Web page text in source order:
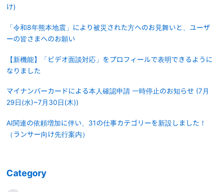
け)
「令和8年熊本地震」により被災された方へのお見舞いと、ユーザ
ーの皆さまへのお願い
【新機能】「ビデオ面談対応」をプロフィールで表明できるように
なりました
マイナンバーカードによる本人確認申請 一時停止のお知らせ (7月
29日(水)~7月30日(木))
AI関連の依頼増加に伴い、31の仕事カテゴリーを新設しました！
（ランサー向け先行案内）
Category